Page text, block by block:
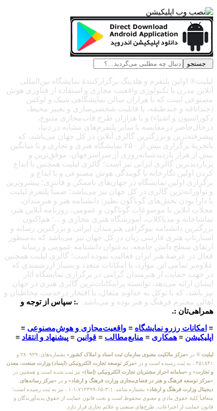
پلتفرم و هلدینگ برگزارکنندهٔ نمایشگاه بین‌المللی
با تکنولوژی واقعیت مجازی و استفاده از فناوری هوش
که با هزاران سالن نمایشگاهی شیک و لوکس
و چندطبقه، با قابلیت شخصی‌سازی و تغییر محیط،
و اشیاء) و با هزاران طرح قاب‌مجازی متنوع،
درمقایسه با سایر پلتفرم‌های مشابه در دنیا،
و بزرگترین گالری آنلاین در کل جهان می‌باشد، که
باتجربهٔ برگزاری بیش از ۲۵۰ نمایشگاه هنری و تجاری و با میانگین
بازدیدشبانه‌روزی از سراسرجهان، موفق‌ترین و
گالری ایرانی نیز است؛ گالری لیلیت همچنین با ابداع
نگارخانه با گویندگی هوش مصنوعی و با ابداع و
اولین نمایشگاه در جهان‌های ناممکن و فانتزی؛ پیشروترین
گالری در کل جهان نیز می‌باشد؛ ضمناً پلتفرم لیلیت
بخش‌های گوناگون نظیر: دانشنامه هنر و هنرمندان،
با موضوعات گوناگون و عمومی، روزنامه آنلاین هنر،
و مدیاکلاب، آموزشگاه هنری مجازی و…؛ هم‌اکنون
دانشنامه بیوگرافی هنرمندان ایرانی و بزرگترین رسانه و
هنری فارسی زبان در کل جهان نیز می‌باشد که به‌منظور
دانش جامعه، به‌عنوان دانشنامه عمومی و رسانهٔ
هنر ایران فعالیت نموده است؛ گالری لیلیت همچنین
این موارد، با امکانات متعدد و بسیار ارزشمندی که
از هنرمندان گرامی در برگزاری نمایشگاه آثار
می‌دهد، توانسته پرامکانات‌ترین گالری هنری در جهان
که با توکل به خداوند متعال، با افتخار درخدمت مخاطبان و
فرهنگ و هنر بوده و می‌باشد..: سپاس از توجه و
:.
رزرو نمایشگاه ≡واقعیت‌مجازی و هوش‌مصنوعی≡
≡همکاری≡منابع‌مطالب≡قوانین≡ پیشنهاد و انتقاد≡
«مرکز مالکیت معنوی سازمان ثبت اسناد و املاک کشور»
بشماره‌های: ۲۸۰۹۲۹ و
«مرکز توسعه تجارت الکترونیکی (اینماد) وزارت صنعت، معدن
«سامانه احراز مشتریان تجارت الکترونیکی (اِمتا)» نیز ثبت شده است و همچنین در
فرهنگ و هنر در فضای‌مجازی وزارت فرهنگ و ارشاد»و در«مرکز رسانه‌های
فرهنگ و ارشاد»
بشماره شامَد: ۱-۳-۶۵-۷۱۲۳۹۹-۱-۱ ، نیز به ثبت رسیده است؛
حقوق مادی و معنوی محفوظ است و تحت قانون حمایت از حقوق پدیدآورندگان و
از اختراعات، طرح‌های صنعتی و علائم تجاری قرار دارد.